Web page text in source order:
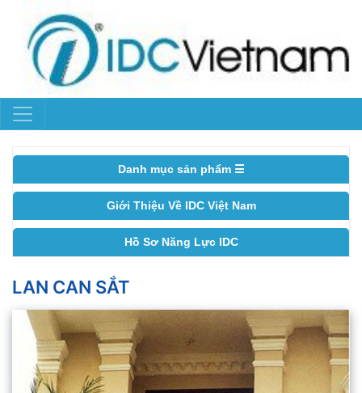
Danh mục sản phẩm ☰
Giới Thiệu Về IDC Việt Nam
Hồ Sơ Năng Lực IDC
LAN CAN SẮT